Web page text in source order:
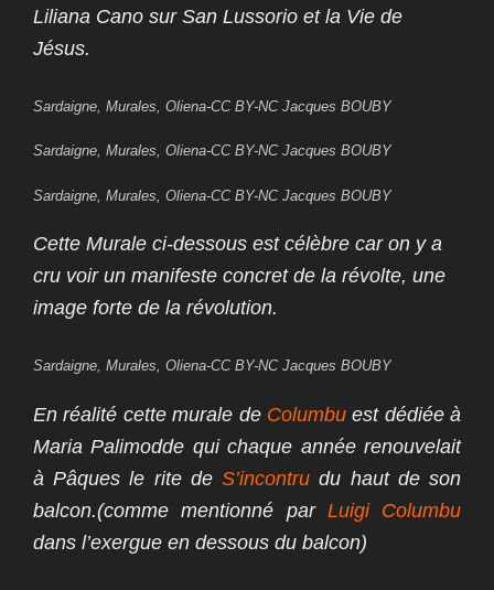
Liliana Cano sur San Lussorio et la Vie de
Jésus.
Sardaigne, Murales, Oliena-CC BY-NC Jacques BOUBY
Sardaigne, Murales, Oliena-CC BY-NC Jacques BOUBY
Sardaigne, Murales, Oliena-CC BY-NC Jacques BOUBY
Cette Murale ci-dessous est célèbre car on y a
cru voir un manifeste concret de la révolte, une
image forte de la révolution.
Sardaigne, Murales, Oliena-CC BY-NC Jacques BOUBY
En réalité cette murale de Columbuest dédiée à
Maria Palimodde qui chaque année renouvelait
à Pâques le rite deS’incontru du haut de son
balcon.(comme mentionné par Luigi Columbu
dans l’exergue en dessous du balcon)